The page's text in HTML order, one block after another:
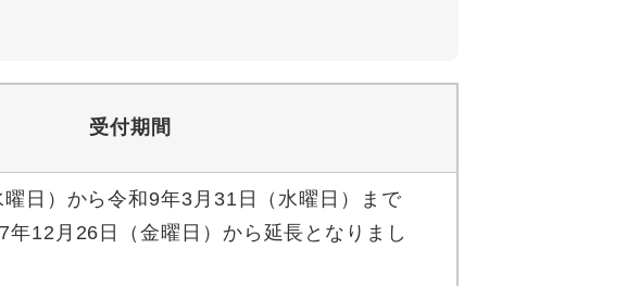
受付期間
日）から令和9年3月31日（水曜日）まで
12月26日（金曜日）から延長となりまし